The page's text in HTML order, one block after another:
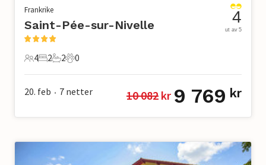
Frankrike
Saint-Pée-sur-Nivelle
4 Gjester
4
2 Soverom
2
2 Bad
2
0 Kjæledyr
0
4
ut av 5
20. feb • 7 netter 10 082 kr 9 769 kr